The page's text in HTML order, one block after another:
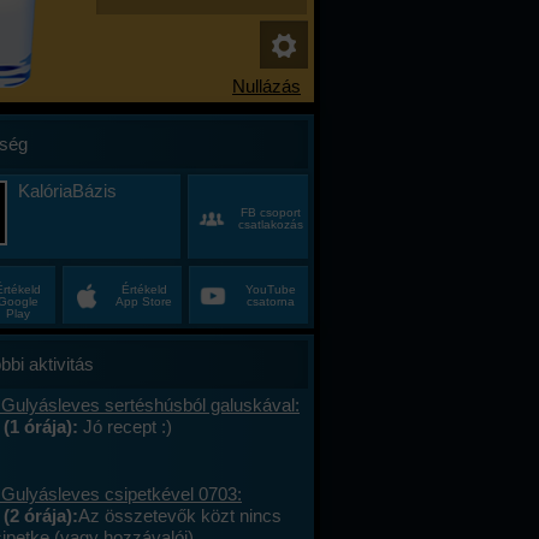
KalóriaBázis
FB csoport
csatlakozás
Play
Értékeld
App Store
YouTube
csatorna
aktivitás
sertéshúsból galuskával:
órája): Jó recept :)
csipetkével 0703:
órája):Az összetevők közt nincs